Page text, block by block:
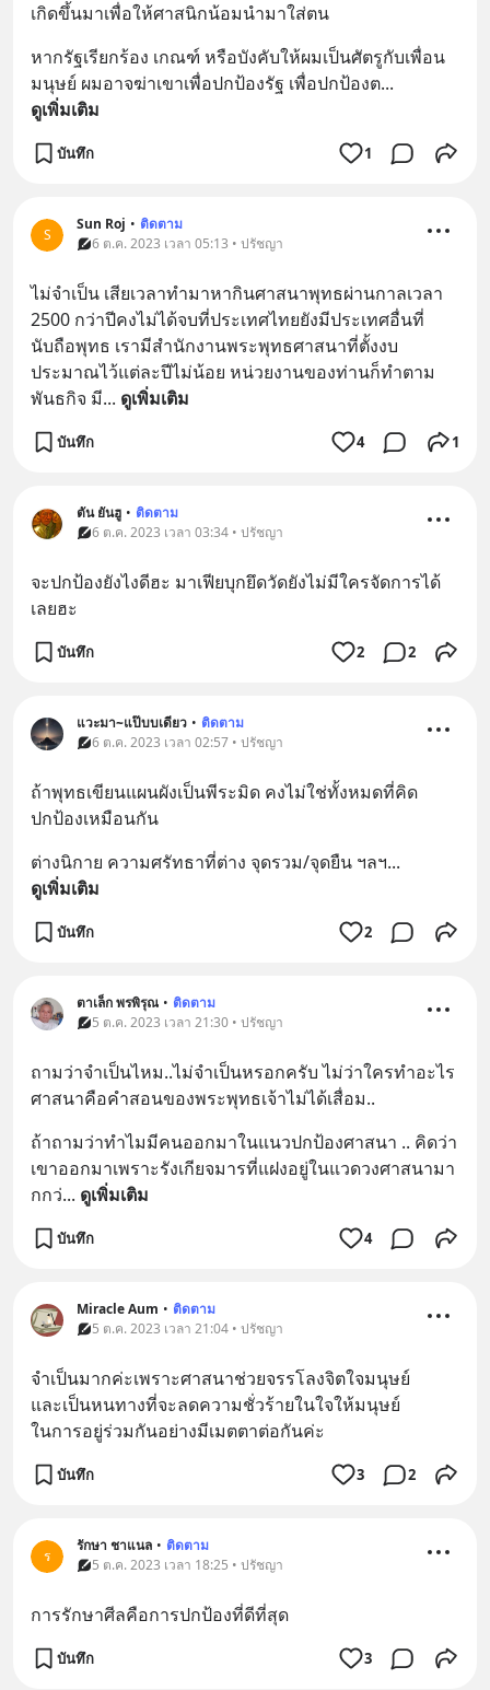
เกิดขึ้นมาเพื่อให้ศาสนิกน้อมนำมาใส่ตน
หากรัฐเรียกร้อง เกณฑ์ หรือบังคับให้ผมเป็นศัตรูกับเพื่อน
มนุษย์ ผมอาจฆ่าเขาเพื่อปกป้องรัฐ เพื่อปกป้องต...
ดูเพิ่มเติม
บันทึก 1
S
Sun Roj • ติดตาม
6 ต.ค. 2023 เวลา 05:13 • ปรัชญา
ไม่จำเป็น เสียเวลาทำมาหากินศาสนาพุทธผ่านกาลเวลา
2500 กว่าปีคงไม่ได้จบที่ประเทศไทยยังมีประเทศอื่นที่
นับถือพุทธ เรามีสำนักงานพระพุทธศาสนาที่ตั้งงบ
ประมาณไว้แต่ละปีไม่น้อย หน่วยงานของท่านก็ทำตาม
พันธกิจ มี... ดูเพิ่มเติม
บันทึก 4 1
ตัน ยันฮู • ติดตาม
6 ต.ค. 2023 เวลา 03:34 • ปรัชญา
จะปกป้องยังไงดีฮะ มาเฟียบุกยึดวัดยังไม่มีใครจัดการได้
เลยฮะ
บันทึก 2 2
แวะมา~แป๊บบเดียว • ติดตาม
6 ต.ค. 2023 เวลา 02:57 • ปรัชญา
ถ้าพุทธเขียนแผนผังเป็นพีระมิด คงไม่ใช่ทั้งหมดที่คิด
ปกป้องเหมือนกัน
ต่างนิกาย ความศรัทธาที่ต่าง จุดรวม/จุดยืน ฯลฯ...
ดูเพิ่มเติม
บันทึก 2
ตาเล็ก พรพิรุณ • ติดตาม
5 ต.ค. 2023 เวลา 21:30 • ปรัชญา
ถามว่าจำเป็นไหม..ไม่จำเป็นหรอกครับ ไม่ว่าใครทำอะไร
ศาสนาคือคำสอนของพระพุทธเจ้าไม่ได้เสื่อม..
ถ้าถามว่าทำไมมีคนออกมาในแนวปกป้องศาสนา .. คิดว่า
เขาออกมาเพราะรังเกียจมารที่แฝงอยู่ในแวดวงศาสนามา
กกว่... ดูเพิ่มเติม
บันทึก 4
Miracle Aum • ติดตาม
5 ต.ค. 2023 เวลา 21:04 • ปรัชญา
จำเป็นมากค่ะเพราะศาสนาช่วยจรรโลงจิตใจมนุษย์
และเป็นหนทางที่จะลดความชั่วร้ายในใจให้มนุษย์
ในการอยู่ร่วมกันอย่างมีเมตตาต่อกันค่ะ
บันทึก 3 2
ร
รักษา ชาแนล • ติดตาม
5 ต.ค. 2023 เวลา 18:25 • ปรัชญา
การรักษาศีลคือการปกป้องที่ดีที่สุด
บันทึก 3